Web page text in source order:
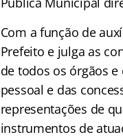
Com a função de
Prefeito e julga as
de todos os órgãos
pessoal e das
representações de
instrumentos de